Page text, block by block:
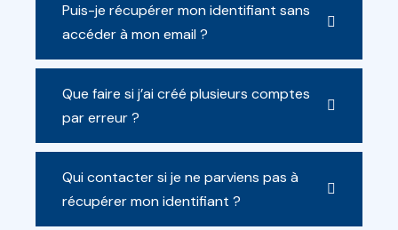
Puis-je récupérer mon identifiant sans
accéder à mon email ?
Que faire si j’ai créé plusieurs comptes
par erreur ?
Qui contacter si je ne parviens pas à
récupérer mon identifiant ?